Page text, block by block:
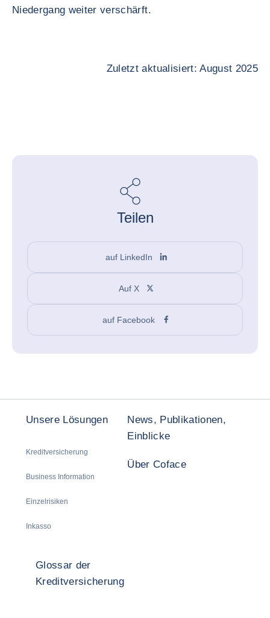
Niedergang weiter verschärft.
Zuletzt aktualisiert: August 2025
Teilen
auf LinkedIn
Auf X
auf Facebook
Unsere Lösungen
Kreditversicherung
Business Information
Einzelrisiken
Inkasso
News, Publikationen,
Einblicke
Über Coface
Glossar der
Kreditversicherung